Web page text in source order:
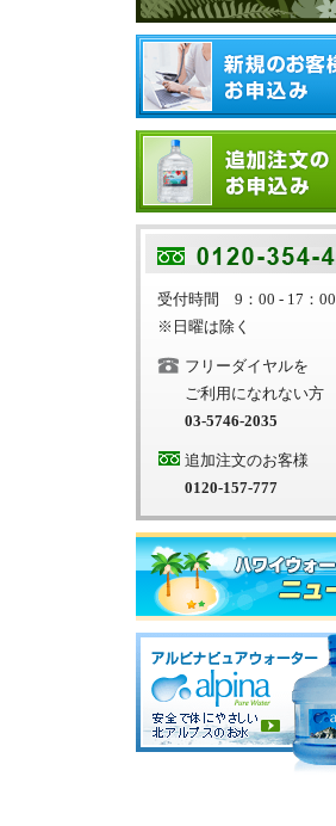
受付時間 9：00 - 17：00
※日曜は除く
フリーダイヤルを
ご利用になれない方
03-5746-2035
追加注文のお客様
0120-157-777